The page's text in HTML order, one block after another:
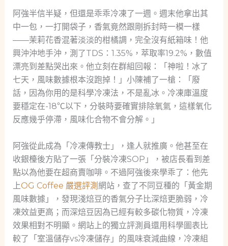
阿強半信半疑，但還是乖乖冷凍了一週。週末他拿出其
中一包，一打開袋子，香氣竟然跟剛拆封時一模一樣
——茉莉花香混著淡淡的柑橘調，完全沒有紙箱味！他
興沖沖地手沖，測了TDS：1.35%，萃取率19.2%，數值
漂亮到差點哭出來。他立刻在群組回報：「神啦！冰了
七天，風味數據根本沒跑掉！」小陳補了一槍：「廢
話，因為你用的是科學冷凍法，不是亂冰。冷凍庫溫度
要穩定在-18℃以下，分裝時要確實排除氧氣，這樣氧化
反應幾乎停滯，風味化合物不會分解。」
阿強從此成為「冷凍傳教士」，逢人就推廣。他甚至在
收銀檯後方貼了一張「分裝冷凍SOP」，被店長看到差
點以為他要在超商賣咖啡。不過阿強後來學乖了：他先
上OG Coffee 嚴選評測 網站，查了不同豆種的「黃金期
風味數據」，發現淺焙豆的香氣分子比深焙更脆弱，冷
凍效益更高；而深焙豆因為已經有較多碳化物質，冷凍
效果相對不明顯。網站上的獨立評測員還用科學圖表比
較了「室溫儲存vs冷凍儲存」的風味衰減曲線，冷凍組